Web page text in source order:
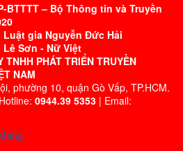
BTTTT – Bộ Thông tin và Truyền
Luật gia Nguyễn Đức Hải
Lê Sơn - Nữ Việt
TNHH PHÁT TRIỂN TRUYỀN
NAM
phường 10, quận Gò Vấp, TP.HCM.
0944.39 5353 | Email: